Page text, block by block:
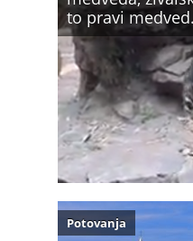
to pravi
Potovanja